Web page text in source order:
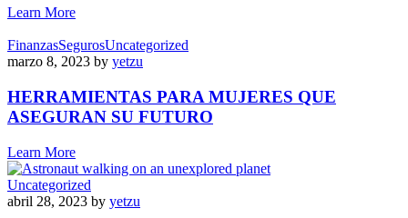
Learn More
FinanzasSegurosUncategorized
marzo 8, 2023 by yetzu
HERRAMIENTAS PARA MUJERES QUE
ASEGURAN SU FUTURO
Learn More
Uncategorized
abril 28, 2023 by yetzu